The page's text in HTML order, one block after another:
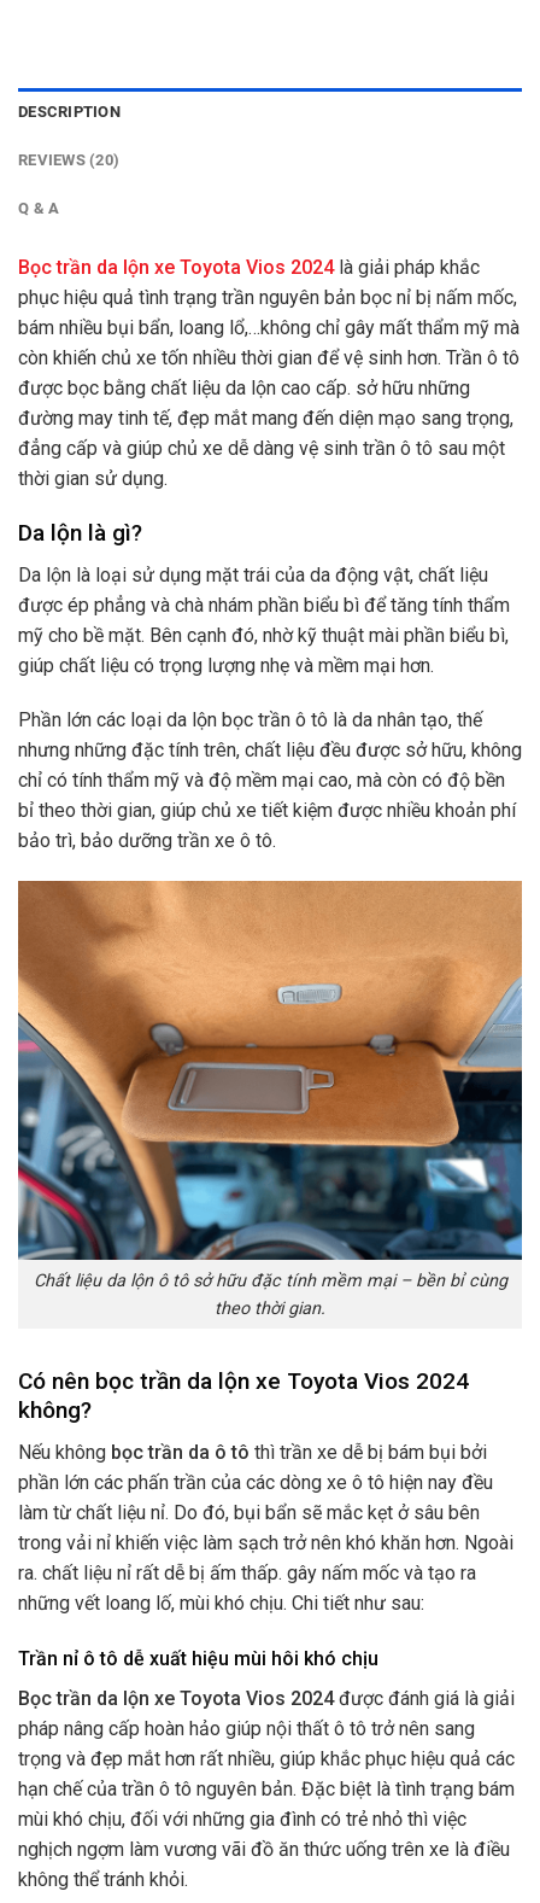
DESCRIPTION
REVIEWS (20)
Q & A
Bọc trần da lộn xe Toyota Vios 2024 là giải pháp khắc
phục hiệu quả tình trạng trần nguyên bản bọc nỉ bị nấm mốc,
bám nhiều bụi bẩn, loang lổ,…không chỉ gây mất thẩm mỹ mà
còn khiến chủ xe tốn nhiều thời gian để vệ sinh hơn. Trần ô tô
được bọc bằng chất liệu da lộn cao cấp. sở hữu những
đường may tinh tế, đẹp mắt mang đến diện mạo sang trọng,
đẳng cấp và giúp chủ xe dễ dàng vệ sinh trần ô tô sau một
thời gian sử dụng.
Da lộn là gì?
Da lộn là loại sử dụng mặt trái của da động vật, chất liệu
được ép phẳng và chà nhám phần biểu bì để tăng tính thẩm
mỹ cho bề mặt. Bên cạnh đó, nhờ kỹ thuật mài phần biểu bì,
giúp chất liệu có trọng lượng nhẹ và mềm mại hơn.
Phần lớn các loại da lộn bọc trần ô tô là da nhân tạo, thế
nhưng những đặc tính trên, chất liệu đều được sở hữu, không
chỉ có tính thẩm mỹ và độ mềm mại cao, mà còn có độ bền
bỉ theo thời gian, giúp chủ xe tiết kiệm được nhiều khoản phí
bảo trì, bảo dưỡng trần xe ô tô.
Chất liệu da lộn ô tô sở hữu đặc tính mềm mại – bền bỉ cùng
theo thời gian.
Có nên bọc trần da lộn xe Toyota Vios 2024
không?
Nếu không bọc trần da ô tô thì trần xe dễ bị bám bụi bởi
phần lớn các phấn trần của các dòng xe ô tô hiện nay đều
làm từ chất liệu nỉ. Do đó, bụi bẩn sẽ mắc kẹt ở sâu bên
trong vải nỉ khiến việc làm sạch trở nên khó khăn hơn. Ngoài
ra. chất liệu nỉ rất dễ bị ấm thấp. gây nấm mốc và tạo ra
những vết loang lố, mùi khó chịu. Chi tiết như sau:
Trần nỉ ô tô dễ xuất hiệu mùi hôi khó chịu
Bọc trần da lộn xe Toyota Vios 2024được đánh giá là giải
pháp nâng cấp hoàn hảo giúp nội thất ô tô trở nên sang
trọng và đẹp mắt hơn rất nhiều, giúp khắc phục hiệu quả các
hạn chế của trần ô tô nguyên bản. Đặc biệt là tình trạng bám
mùi khó chịu, đối với những gia đình có trẻ nhỏ thì việc
nghịch ngợm làm vương vãi đồ ăn thức uống trên xe là điều
không thể tránh khỏi.